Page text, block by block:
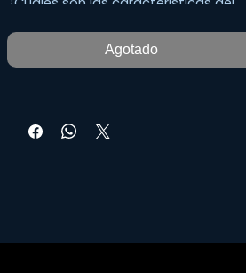
combina un previo integrado con una
cápsula condensador miniatura para
Agotado